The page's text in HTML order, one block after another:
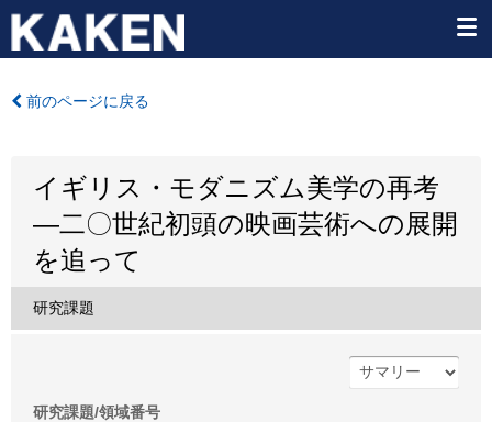
前のページに戻る
イギリス・モダニズム美学の再考
―二〇世紀初頭の映画芸術への展開
を追って
研究課題
研究課題/領域番号